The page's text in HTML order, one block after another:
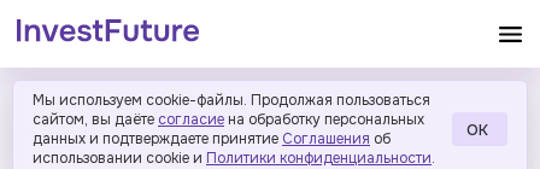
Мы используем cookie-файлы. Продолжая пользоваться
сайтом, вы даёте согласие на обработку персональных
данных и подтверждаете принятие Соглашения об
использовании cookie и Политики конфиденциальности.
ОК